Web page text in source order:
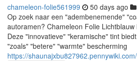
chameleon-folie561999 50 days ago
Op zoek naar een "adembenemende"
autoramen? Chameleon Folie
Deze "innovatieve" "keramische" tint
"zoals" "betere" "warmte" bescherming
https://